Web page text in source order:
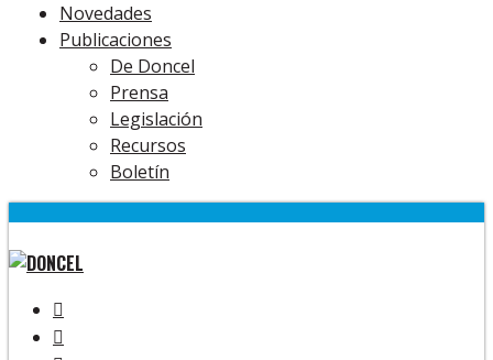
Novedades
Publicaciones
De Doncel
Prensa
Legislación
Recursos
Boletín